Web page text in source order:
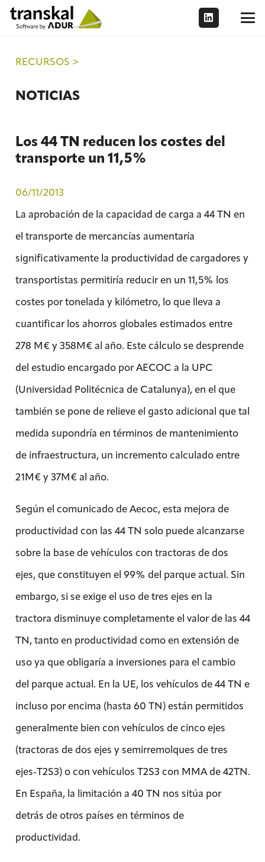
RECURSOS >
NOTICIAS
Los 44 TN reducen los costes del
transporte un 11,5%
06/11/2013
La aprobación de la capacidad de carga a 44 TN en
el transporte de mercancías aumentaría
significativamente la productividad de cargadores y
transportistas permitiría reducir en un 11,5% los
costes por tonelada y kilómetro, lo que lleva a
cuantificar los ahorros globales estimados entre
278 M€ y 358M€ al año. Este cálculo se desprende
del estudio encargado por AECOC a la UPC
(Universidad Politécnica de Catalunya), en el que
también se pone de relieve el gasto adicional que tal
medida supondría en términos de mantenimiento
de infraestructura, un incremento calculado entre
21M€ y 37M€ al año.
Según el comunicado de Aecoc, esta mejora de
productividad con las 44 TN solo puede alcanzarse
sobre la base de vehículos con tractoras de dos
ejes, que constituyen el 99% del parque actual. Sin
embargo, si se exige el uso de tres ejes en la
tractora disminuye completamente el valor de las 44
TN, tanto en productividad como en extensión de
uso ya que obligaría a inversiones para el cambio
del parque actual. En la UE, los vehículos de 44 TN e
incluso por encima (hasta 60 TN) están permitidos
generalmente bien con vehículos de cinco ejes
(tractoras de dos ejes y semirremolques de tres
ejes-T2S3) o con vehículos T2S3 con MMA de 42TN.
En España, la limitación a 40 TN nos sitúa por
detrás de otros países en términos de
productividad.